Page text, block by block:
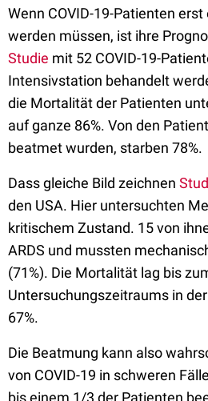
Wenn COVID-19-Patienten
werden müssen, ist ihre
Studie mit 52 COVID-19-
Intensivstation behandelt
die Mortalität der Patienten
auf ganze 86%. Von den
beatmet wurden, starben 78%.
Dass gleiche Bild zeichnen
den USA. Hier untersuchten
kritischem Zustand. 15 von
ARDS und mussten
(71%). Die Mortalität lag bis
Untersuchungszeitraums in
67%.
Die Beatmung kann also
von COVID-19 in schweren
bis einem 1/3 der Patienten